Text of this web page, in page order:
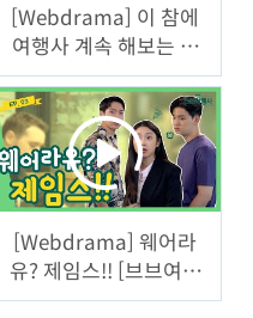
[Webdrama] 이 참에
여행사 계속 해보는 거
어때? [브브여행사] 4화
[Webdrama] 웨어라
유? 제임스!! [브브여행
사] 3화